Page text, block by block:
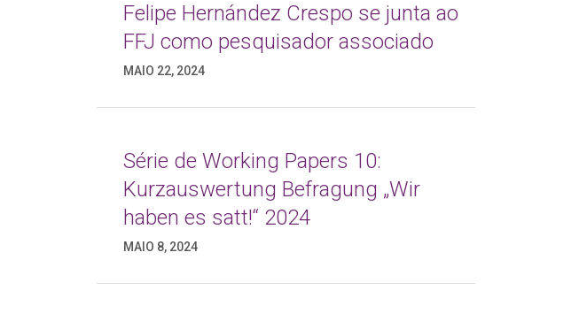
Felipe Hernández Crespo se junta ao
FFJ como pesquisador associado
MAIO 22, 2024
Série de Working Papers 10:
Kurzauswertung Befragung „Wir
haben es satt!“ 2024
MAIO 8, 2024